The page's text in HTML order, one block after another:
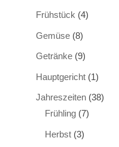
Frühstück (4)
Gemüse(8)
Getränke(9)
Hauptgericht(1)
Jahreszeiten(38)
Frühling(7)
Herbst(3)